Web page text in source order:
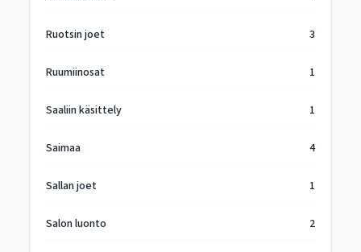
Ruotsin joet 3
Ruumiinosat 1
Saaliin käsittely 1
Saimaa 4
Sallan joet 1
Salon luonto 2